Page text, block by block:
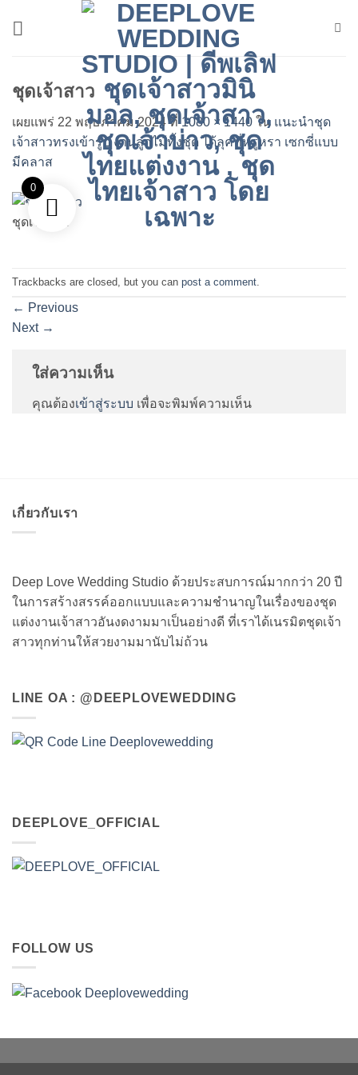
ชุดเจ้าสาว
เผยแพร่ 22 พฤษภาคม 2024ที่1080 × 1440 ใน แนะนำชุด
เจ้าสาวทรงเข้ารูป งานลูกไม้ทั้งชุด ได้ลุคที่หรูหรา เซกซี่แบบ
มีคลาส
ชุดเจ้าสาว
Trackbacks are closed, but you can post a comment
← Previous
Next →
ใส่ความเห็น
คุณต้องเข้าสู่ระบบ เพื่อจะพิมพ์ความเห็น
เกี่ยวกับเรา
Deep Love Wedding Studio ด้วยประสบการณ์มากกว่า 20 ปี
ในการสร้างสรรค์ออกแบบและความชำนาญในเรื่องของชุด
แต่งงานเจ้าสาวอันงดงามมาเป็นอย่างดี ที่เราได้เนรมิตชุดเจ้า
สาวทุกท่านให้สวยงามมานับไม่ถ้วน
LINE OA : @DEEPLOVEWEDDING
DEEPLOVE_OFFICIAL
FOLLOW US
0